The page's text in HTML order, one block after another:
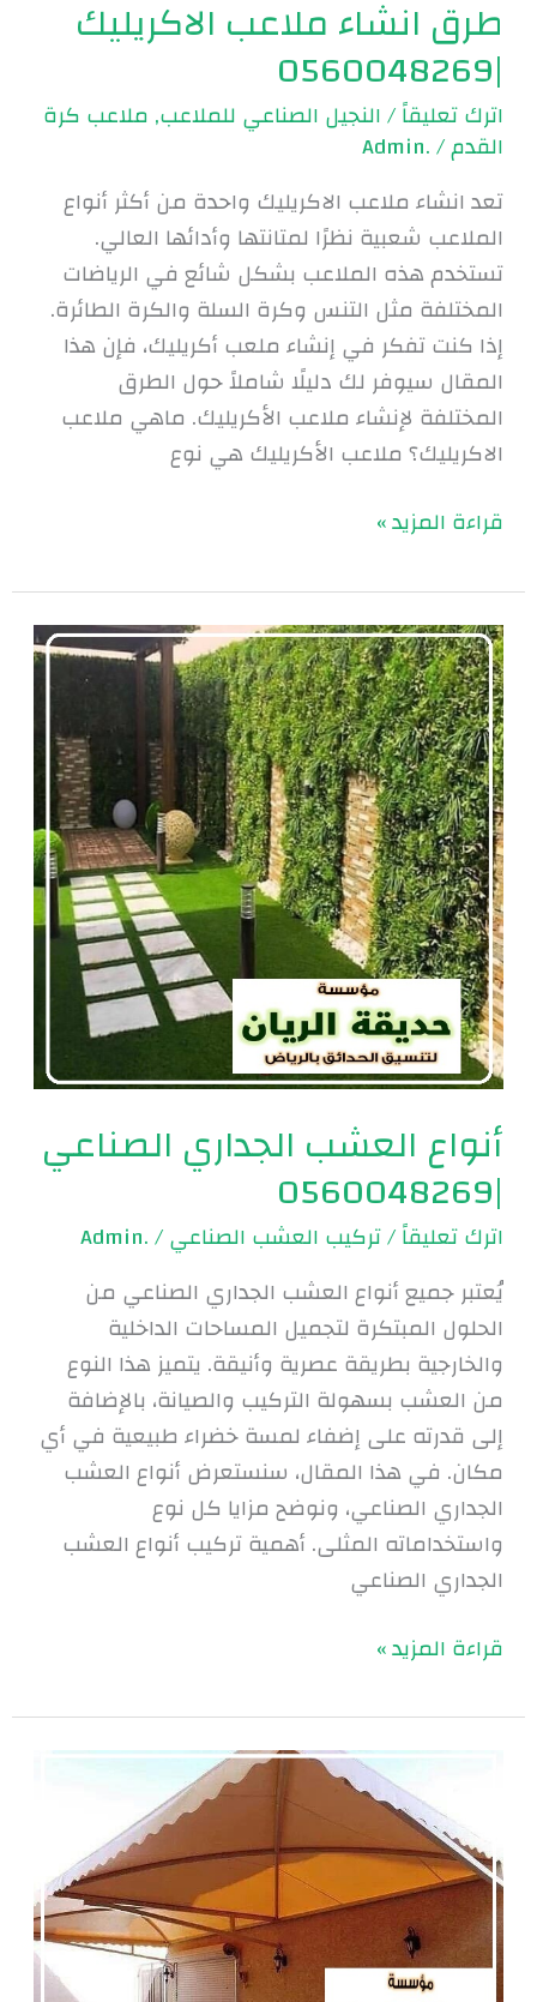
طرق انشاء ملاعب الاكريليك
|0560048269
اترك تعليقاً/النجيل الصناعي للملاعب, ملاعب كرة
القدم/
.Admin
تعد انشاء ملاعب الاكريليك واحدة من أكثر أنواع
الملاعب شعبية نظرًا لمتانتها وأدائها العالي.
تستخدم هذه الملاعب بشكل شائع في الرياضات
المختلفة مثل التنس وكرة السلة والكرة الطائرة.
إذا كنت تفكر في إنشاء ملعب أكريليك، فإن هذا
المقال سيوفر لك دليلًا شاملاً حول الطرق
المختلفة لإنشاء ملاعب الأكريليك. ماهي ملاعب
الاكريليك؟ ملاعب الأكريليك هي نوع
قراءة المزيد »
أنواع العشب الجداري الصناعي
|0560048269
اترك تعليقاً/تركيب العشب الصناعي/
.Admin
يُعتبر جميع أنواع العشب الجداري الصناعي من
الحلول المبتكرة لتجميل المساحات الداخلية
والخارجية بطريقة عصرية وأنيقة. يتميز هذا النوع
من العشب بسهولة التركيب والصيانة، بالإضافة
إلى قدرته على إضفاء لمسة خضراء طبيعية في أي
مكان. في هذا المقال، سنستعرض أنواع العشب
الجداري الصناعي، ونوضح مزايا كل نوع
واستخداماته المثلى. أهمية تركيب أنواع العشب
الجداري الصناعي
أنواع
العشب
الجداري
الصناعي
|0560048269
قراءة المزيد »
مظلات
الحدائق
|
0560048269